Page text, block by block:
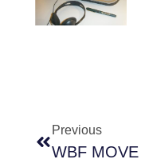
Previous